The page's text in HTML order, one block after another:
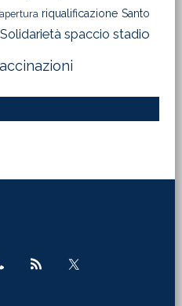
riqualificazione Santo
Solidarietà spaccio stadio